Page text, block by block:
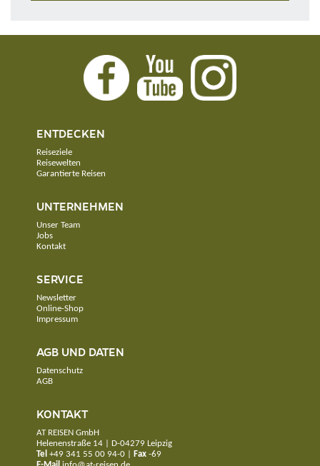
ENTDECKEN
Reiseziele
Reisewelten
Garantierte Reisen
UNTERNEHMEN
Unser Team
Jobs
Kontakt
SERVICE
Newsletter
Online-Shop
Impressum
AGB UND DATEN
Datenschutz
AGB
KONTAKT
AT REISEN GmbH
Helenenstraße 14 | D-04279 Leipzig
Tel +49 341 55 00 94-0 Fax -69